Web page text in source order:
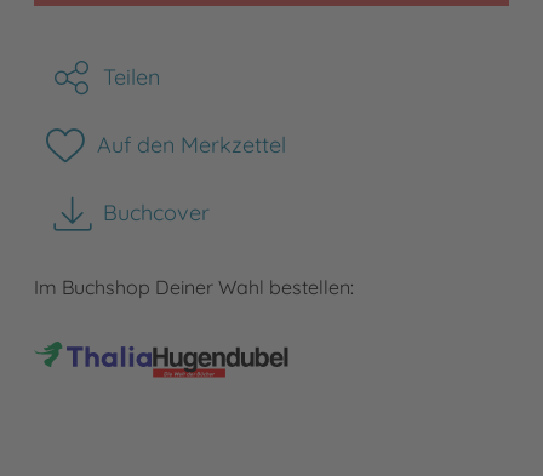
Teilen
Auf den Merkzettel
Buchcover
herunterladen
Im Buchshop Deiner Wahl bestellen: